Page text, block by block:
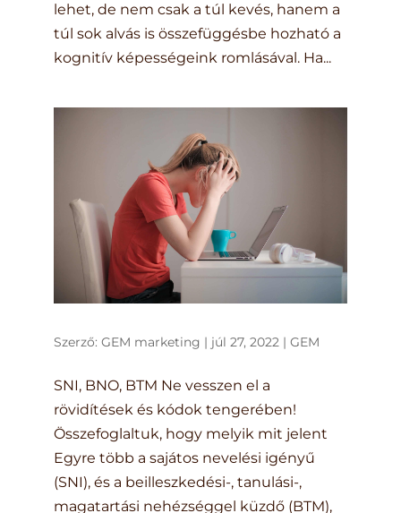
lehet, de nem csak a túl kevés, hanem a
túl sok alvás is összefüggésbe hozható a
kognitív képességeink romlásával. Ha...
Szerző: GEM marketing | júl 27, 2022| GEM
SNI, BNO, BTM Ne vesszen el a
rövidítések és kódok tengerében!
Összefoglaltuk, hogy melyik mit jelent
Egyre több a sajátos nevelési igényű
(SNI), és a beilleszkedési-, tanulási-,
magatartási nehézséggel küzdő (BTM),